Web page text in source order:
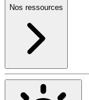
Nos ressources